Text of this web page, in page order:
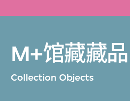
M+馆藏藏品
Collection Objects